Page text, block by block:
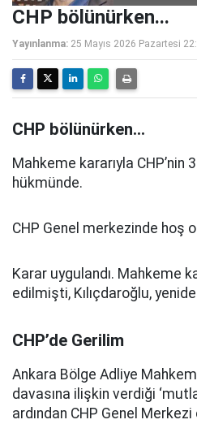
CHP bölünürken...
Yayınlanma: 25 Mayıs 2026 Pazartesi
CHP bölünürken...
Mahkeme kararıyla CHP’nin
hükmünde.
CHP Genel merkezinde hoş
Karar uygulandı. Mahkeme
edilmişti, Kılıçdaroğlu,
CHP’de Gerilim
Ankara Bölge Adliye
davasına ilişkin verdiği
ardından CHP Genel